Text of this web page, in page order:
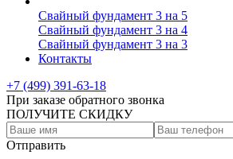
Свайный фундамент 3 на 5
Свайный фундамент 3 на 4
Свайный фундамент 3 на 3
Контакты
+7 (499) 391-63-18
При заказе обратного звонка
ПОЛУЧИТЕ СКИДКУ
Отправить